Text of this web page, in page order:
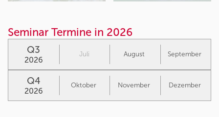
Seminar Termine in 2026
Q3
2026
Juli August September
Q4
2026
Oktober November Dezember